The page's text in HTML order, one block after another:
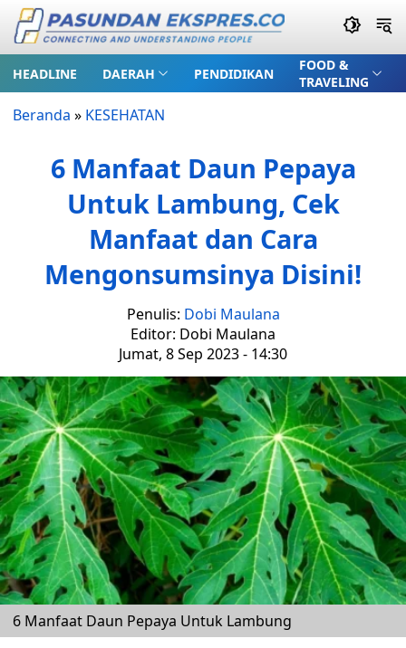
HEADLINE DAERAH PENDIDIKAN
FOOD &
TRAVELING
Beranda » KESEHATAN
6 Manfaat Daun Pepaya
Untuk Lambung, Cek
Manfaat dan Cara
Mengonsumsinya Disini!
Penulis: Dobi Maulana
Editor: Dobi Maulana
Jumat, 8 Sep 2023 - 14:30
6 Manfaat Daun Pepaya Untuk Lambung